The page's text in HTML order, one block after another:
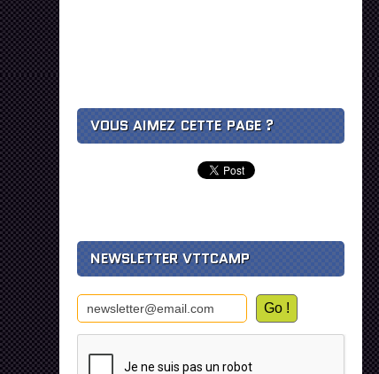
VOUS AIMEZ CETTE PAGE ?
NEWSLETTER VTTCAMP